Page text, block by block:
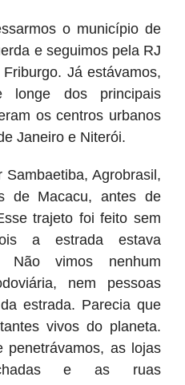
o município de
e seguimos pela RJ
Já estávamos,
longe dos principais
os centros urbanos
Janeiro e Niterói.
Agrobrasil,
de Macacu, antes de
trajeto foi feito sem
a estrada estava
Não vimos nenhum
nem pessoas
estrada. Parecia que
vivos do planeta.
penetrávamos, as lojas
e as ruas